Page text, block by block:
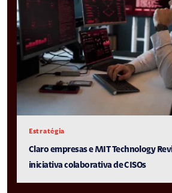
Estratégia
Claro empresas e MIT Technology
iniciativa colaborativa de CISOs